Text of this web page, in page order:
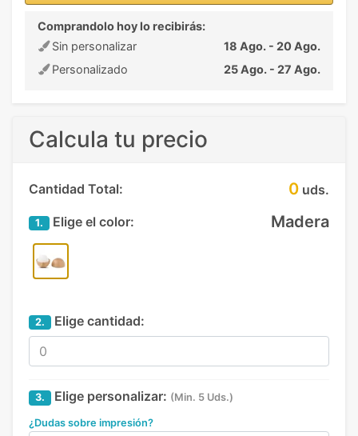
Comprandolo hoy lo recibirás:
Sin personalizar
18 Ago. - 20 Ago.
Personalizado
25 Ago. - 27 Ago.
Calcula tu precio
Cantidad Total: 0 uds.
1. Elige el color: Madera
2. Elige cantidad:
3. Elige personalizar: (Min. 5 Uds.)
¿Dudas sobre impresión?